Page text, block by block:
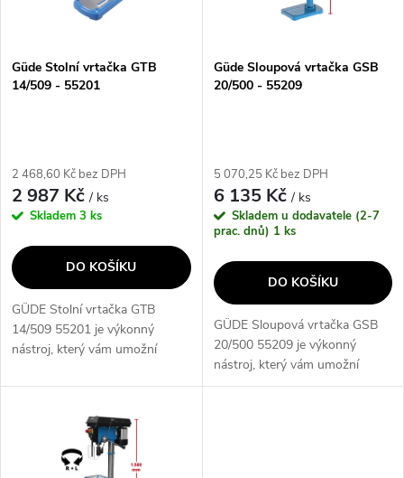
p
o
d
u
k
t
ů
s
p
o
d
u
k
t
Güde Stolní vrtačka GTB
14/509 - 55201
2 468,60 Kč bez DPH
2 987 Kč/ ks
Skladem 3 ks
DO KOŠÍKU
GÜDE Stolní vrtačka GTB
14/509 55201 je výkonný
nástroj, který vám umožní
vyvrtávání otvorů. Díky svému
výkonnému motoru je...
Güde Sloupová vrtačka GSB
20/500 - 55209
5 070,25 Kč bez DPH
6 135 Kč/ ks
Skladem u dodavatele (2-7
prac. dnů) 1 ks
DO KOŠÍKU
GÜDE Sloupová vrtačka GSB
20/500 55209 je výkonný
nástroj, který vám umožní
přesné a efektivní vrtání. Díky